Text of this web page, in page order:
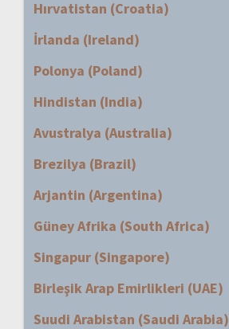
Hırvatistan (Croatia)
İrlanda (Ireland)
Polonya (Poland)
Hindistan (India)
Avustralya (Australia)
Brezilya (Brazil)
Arjantin (Argentina)
Güney Afrika (South Africa)
Singapur (Singapore)
Birleşik Arap Emirlikleri (UAE)
Suudi Arabistan (Saudi Arabia)